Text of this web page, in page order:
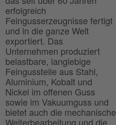
erfolgreich
Feingusserzeugnisse fertigt
und in die ganze Welt
exportiert. Das
Unternehmen produziert
belastbare, langlebige
Feingussteile aus Stahl,
Aluminium, Kobalt und
Nickel im offenen Guss
sowie im Vakuumguss und
bietet auch die mechanische
Weiterbearbeitung und die